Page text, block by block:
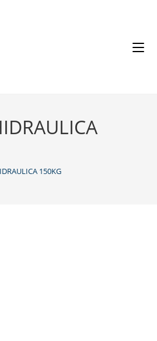
150KG